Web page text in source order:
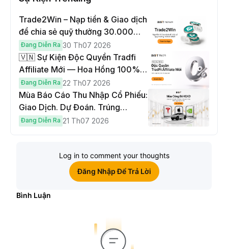
Trade2Win – Nạp tiền & Giao dịch
để chia sẻ quỹ thưởng 30.000
USDT
Đang Diễn Ra 30 Th07 2026
🇻🇳 Sự Kiện Độc Quyền Tradfi
Affiliate Mới — Hoa Hồng 100% &
Hoàn Phí Qua Đêm
Đang Diễn Ra 22 Th07 2026
Mùa Báo Cáo Thu Nhập Cổ Phiếu:
Giao Dịch. Dự Đoán. Trúng
Cybertruck!
Đang Diễn Ra 21 Th07 2026
Log in to comment your thoughts
Đăng Nhập Để Trả Lời
Bình Luận